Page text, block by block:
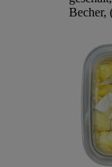
Becher,